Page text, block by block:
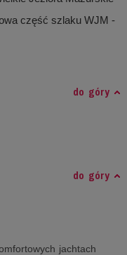
część szlaku WJM -
do góry
do góry
jachtach